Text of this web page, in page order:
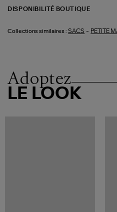
DISPONIBILITÉ BOUTIQUE
Collections similaires : SACS - PETITE
Adoptez
LE LOOK